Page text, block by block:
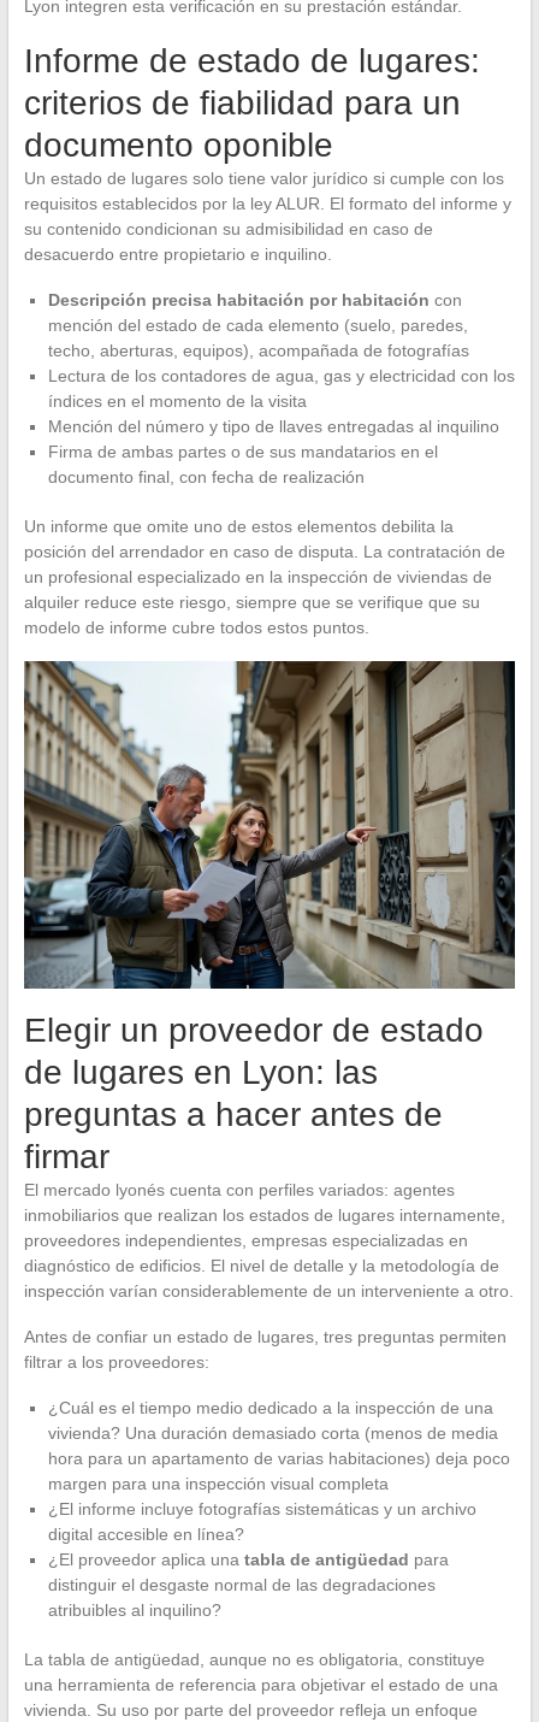
Lyon integren esta verificación en su prestación estándar.
Informe de estado de lugares:
criterios de fiabilidad para un
documento oponible
Un estado de lugares solo tiene valor jurídico si cumple con los
requisitos establecidos por la ley ALUR. El formato del informe y
su contenido condicionan su admisibilidad en caso de
desacuerdo entre propietario e inquilino.
Descripción precisa habitación por habitación con
mención del estado de cada elemento (suelo, paredes,
techo, aberturas, equipos), acompañada de fotografías
Lectura de los contadores de agua, gas y electricidad con los
índices en el momento de la visita
Mención del número y tipo de llaves entregadas al inquilino
Firma de ambas partes o de sus mandatarios en el
documento final, con fecha de realización
Un informe que omite uno de estos elementos debilita la
posición del arrendador en caso de disputa. La contratación de
un profesional especializado en la inspección de viviendas de
alquiler reduce este riesgo, siempre que se verifique que su
modelo de informe cubre todos estos puntos.
Elegir un proveedor de estado
de lugares en Lyon: las
preguntas a hacer antes de
firmar
El mercado lyonés cuenta con perfiles variados: agentes
inmobiliarios que realizan los estados de lugares internamente,
proveedores independientes, empresas especializadas en
diagnóstico de edificios. El nivel de detalle y la metodología de
inspección varían considerablemente de un interveniente a otro.
Antes de confiar un estado de lugares, tres preguntas permiten
filtrar a los proveedores:
¿Cuál es el tiempo medio dedicado a la inspección de una
vivienda? Una duración demasiado corta (menos de media
hora para un apartamento de varias habitaciones) deja poco
margen para una inspección visual completa
¿El informe incluye fotografías sistemáticas y un archivo
digital accesible en línea?
¿El proveedor aplica una tabla de antigüedad para
distinguir el desgaste normal de las degradaciones
atribuibles al inquilino?
La tabla de antigüedad, aunque no es obligatoria, constituye
una herramienta de referencia para objetivar el estado de una
vivienda. Su uso por parte del proveedor refleja un enfoque